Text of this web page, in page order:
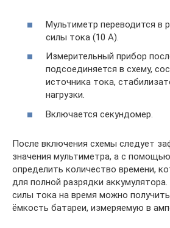
Мультиметр переводится в
силы тока (10 А).
Измерительный прибор
подсоединяется в схему,
источника тока,
нагрузки.
Включается секундомер.
После включения схемы следует
значения мультиметра, а с
определить количество времени,
для полной разрядки
силы тока на время можно
ёмкость батареи, измеряемую в